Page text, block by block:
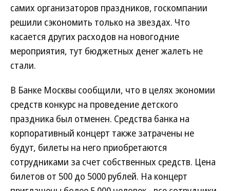
самих организаторов праздников, госкомпании
решили сэкономить только на звездах. Что
касается других расходов на новогодние
мероприятия, тут бюджетных денег жалеть не
стали.
В Банке Москвы сообщили, что в целях экономии
средств конкурс на проведение детского
праздника был отменен. Средства банка на
корпоративный концерт также затрачены не
будут, билеты на него приобретаются
сотрудниками за счет собственных средств. Цена
билетов от 500 до 5000 рублей. На концерт